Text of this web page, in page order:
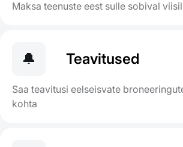
Maksa teenuste eest sulle sobival viisil
🔔 Teavitused
Saa teavitusi eelseisvate
kohta